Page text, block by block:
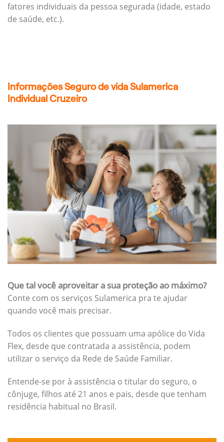
fatores individuais da pessoa segurada (idade, estado
de saúde, etc.).
Informações Seguro de vida Sulamerica
Individual Cruzeiro
Que tal você aproveitar a sua proteção ao máximo?
Conte com os serviços Sulamerica pra te ajudar
quando você mais precisar.
Todos os clientes que possuam uma apólice do Vida
Flex, desde que contratada a assistência, podem
utilizar o serviço da Rede de Saúde Familiar.
Entende-se por à assistência o titular do seguro, o
cônjuge, filhos até 21 anos e pais, desde que tenham
residência habitual no Brasil.